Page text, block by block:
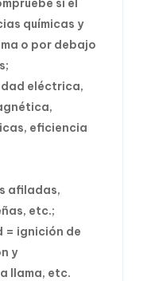
si el
químicas y
o por debajo
eléctrica,
eficiencia
afiladas,
etc.;
= ignición de
y
llama, etc.